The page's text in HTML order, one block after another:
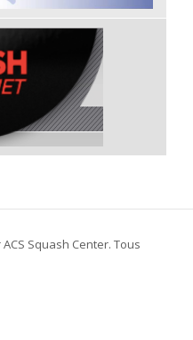
Squash Center. Tous